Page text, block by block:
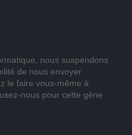
nous suspendons
de nous envoyer
le faire vous-même à
nous pour cette gêne